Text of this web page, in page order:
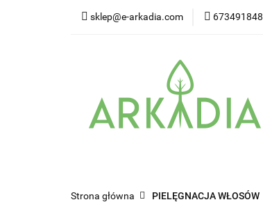
sklep@e-arkadia.com 673491848
Kategorie
Strona główna PIELĘGNACJA WŁOSÓW